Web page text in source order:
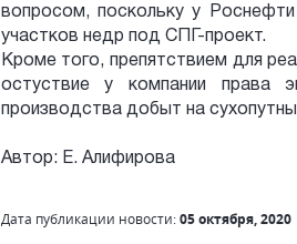
вопросом, поскольку у
участков недр под СПГ-проект.
Кроме того, препятствием для
остуствие у компании права
производства добыт на
Автор: Е. Алифирова
Дата публикации новости:05 октября, 2020